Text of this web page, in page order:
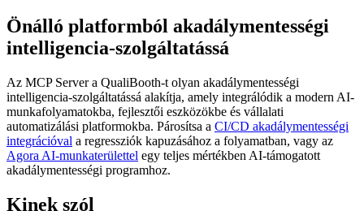
Önálló platformból akadálymentességi
intelligencia-szolgáltatássá
Az MCP Server a QualiBooth-t olyan akadálymentességi
intelligencia-szolgáltatássá alakítja, amely integrálódik a modern AI-
munkafolyamatokba, fejlesztői eszközökbe és vállalati
automatizálási platformokba. Párosítsa a CI/CD akadálymentességi
integrációval a regressziók kapuzásához a folyamatban, vagy az
Agora AI-munkaterülettel egy teljes mértékben AI-támogatott
akadálymentességi programhoz.
Kinek szól